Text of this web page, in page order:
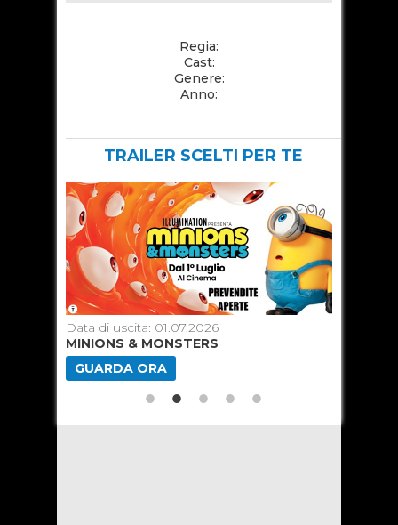
Regia:
Cast:
Genere:
Anno:
TRAILER SCELTI PER TE
Data di uscita: 01.07.2026
MINIONS & MONSTERS
GUARDA ORA